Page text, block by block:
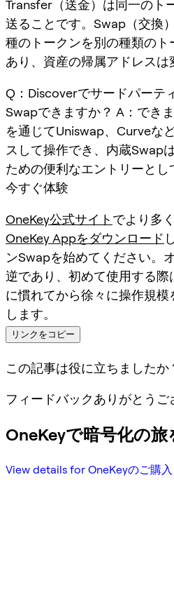
Transfer（送金）は同一のト
送ることです。Swap（交換
種のトークンを別の種類の
あり、資産の帰属アドレスは
Q：Discoverでサードパーテ
Swapできますか？ A：でき
を通じてUniswap、Curveな
スして操作でき、内蔵Swap
ための便利なエントリーとし
今すぐ体験
OneKey公式サイト でより多
OneKey Appをダウンロード
ンSwapを始めてください。
逆であり、初めて使用する
に慣れてから徐々に操作規
します。
リンクをコピー
この記事は役に立ちましたか
フィードバックありがとうご
OneKeyで暗号化の旅
View details for OneKeyのご購入